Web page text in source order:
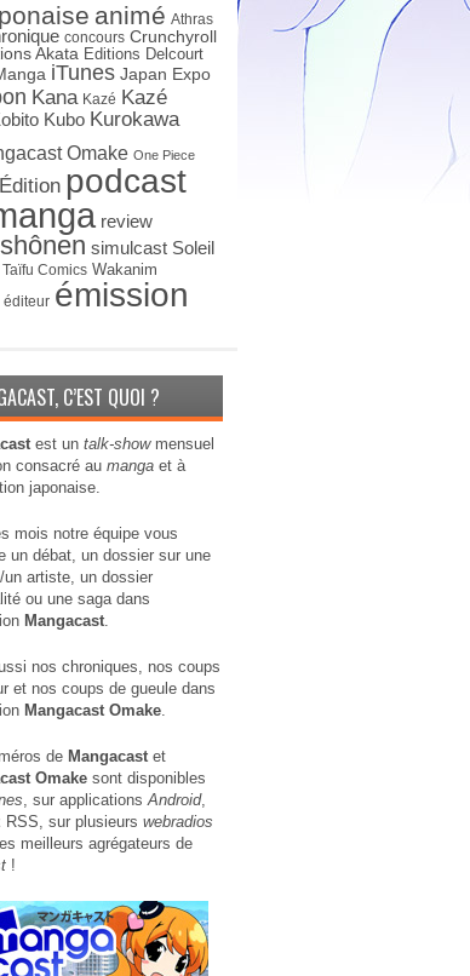
animé Athras
concours Crunchyroll
Akata Editions Delcourt
iTunes Japan Expo
Kana Kazé Kazé
Kubo Kurokawa
Omake One Piece
podcast
review
shônen simulcast Soleil
Taïfu Comics Wakanim
éditeur émission
C’EST QUOI ?
est un talk-showmensuel
consacré au manga et à
japonaise.
mois notre équipe vous
un débat, un dossier sur une
un artiste, un dossier
ou une saga dans
Mangacast.
nos chroniques, nos coups
et nos coups de gueule dans
Mangacast Omake.
de Mangacastet
Omake sont disponibles
, sur applicationsAndroid,
RSS, sur plusieurs webradios
meilleurs agrégateurs de
!